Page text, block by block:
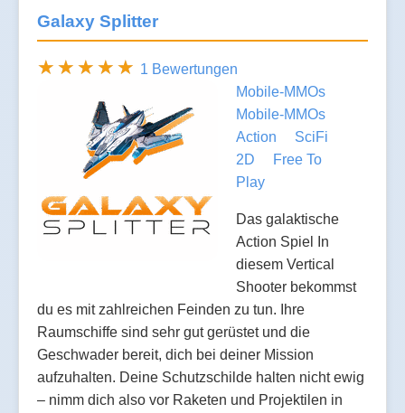
Galaxy Splitter
1 Bewertungen
Mobile-MMOs
Mobile-MMOs
Action
SciFi
2D
Free To
Play
Das galaktische
Action Spiel In
diesem Vertical
Shooter bekommst
du es mit zahlreichen Feinden zu tun. Ihre
Raumschiffe sind sehr gut gerüstet und die
Geschwader bereit, dich bei deiner Mission
aufzuhalten. Deine Schutzschilde halten nicht ewig
– nimm dich also vor Raketen und Projektilen in